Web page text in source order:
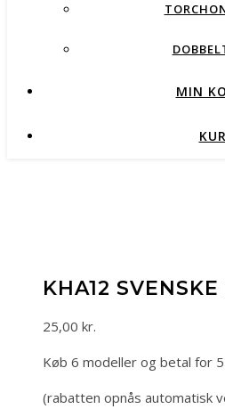
MIN
KHA12
25,00 kr.
Køb 6 modeller og betal for 5
(rabatten opnås automatisk